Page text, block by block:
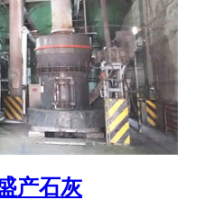
产石灰